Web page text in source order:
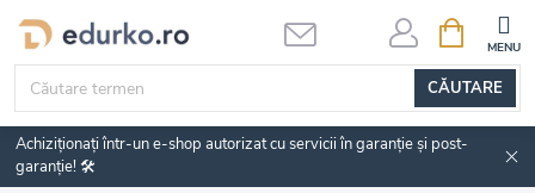
Treci
conținut
CĂUTARE
DE
Achiziționați într-un e-shop autorizat cu servicii în garanție și post-
garanție! 🛠️